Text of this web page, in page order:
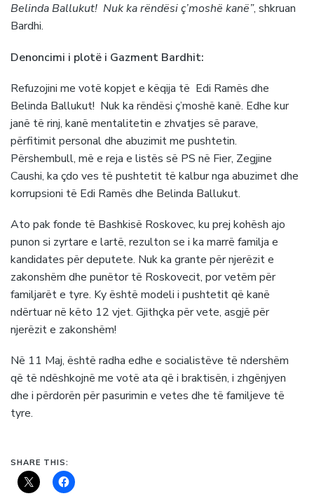
Belinda Ballukut! Nuk ka rëndësi ç’moshë kanë”, shkruan
Bardhi.
Denoncimi i plotë i Gazment Bardhit:
Refuzojini me votë kopjet e këqija të Edi Ramës dhe
Belinda Ballukut! Nuk ka rëndësi ç’moshë kanë. Edhe kur
janë të rinj, kanë mentalitetin e zhvatjes së parave,
përfitimit personal dhe abuzimit me pushtetin.
Përshembull, më e reja e listës së PS në Fier, Zegjine
Caushi, ka çdo ves të pushtetit të kalbur nga abuzimet dhe
korrupsioni të Edi Ramës dhe Belinda Ballukut.
Ato pak fonde të Bashkisë Roskovec, ku prej kohësh ajo
punon si zyrtare e lartë, rezulton se i ka marrë familja e
kandidates për deputete. Nuk ka grante për njerëzit e
zakonshëm dhe punëtor të Roskovecit, por vetëm për
familjarët e tyre. Ky është modeli i pushtetit që kanë
ndërtuar në këto 12 vjet. Gjithçka për vete, asgjë për
njerëzit e zakonshëm!
Në 11 Maj, është radha edhe e socialistëve të ndershëm
që të ndëshkojnë me votë ata që i braktisën, i zhgënjyen
dhe i përdorën për pasurimin e vetes dhe të familjeve të
tyre.
SHARE THIS: